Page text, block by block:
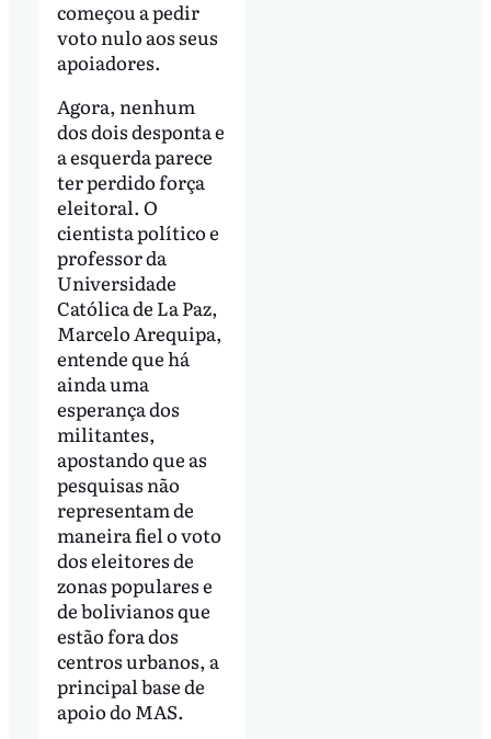
começou a pedir
voto nulo aos seus
apoiadores.
Agora, nenhum
dos dois desponta e
a esquerda parece
ter perdido força
eleitoral. O
cientista político e
professor da
Universidade
Católica de La Paz,
Marcelo Arequipa,
entende que há
ainda uma
esperança dos
militantes,
apostando que as
pesquisas não
representam de
maneira fiel o voto
dos eleitores de
zonas populares e
de bolivianos que
estão fora dos
centros urbanos, a
principal base de
apoio do MAS.